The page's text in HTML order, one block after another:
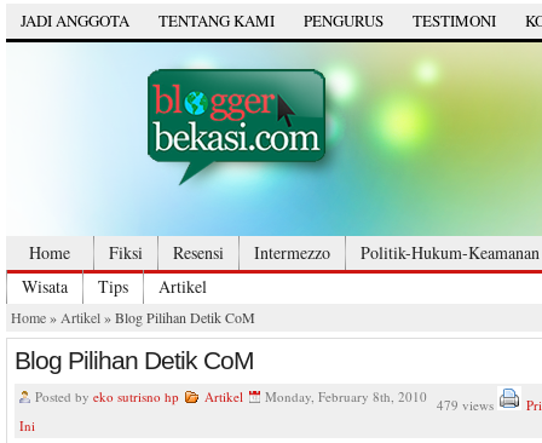
JADI ANGGOTA TENTANG KAMI PENGURUS TESTIMONI
Home Fiksi Resensi Intermezzo
Politik-Hukum-Keamanan
Wisata
Tips Artikel
Home» Artikel» Blog Pilihan Detik CoM
Blog Pilihan Detik CoM
Posted by eko sutrisno hp Artikel Monday, February 8th, 2010 479 views
Ini